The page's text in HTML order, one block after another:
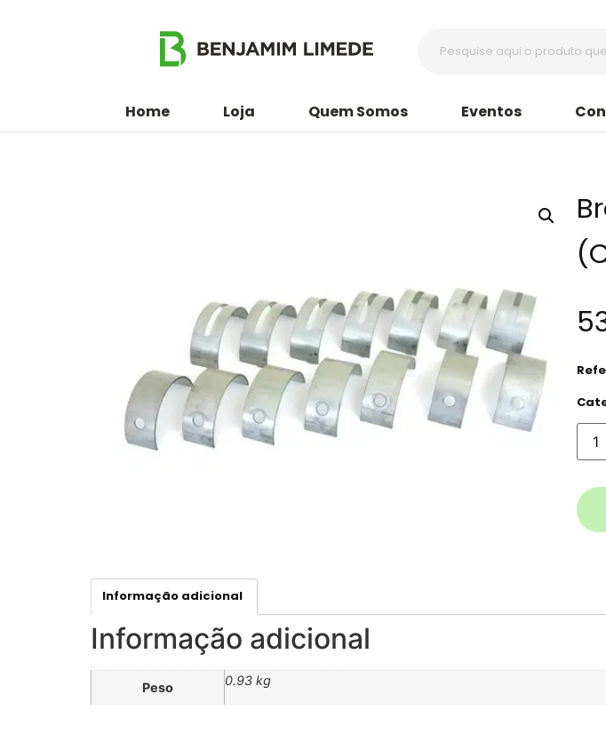
Home Loja Quem Somos Eventos
Informação adicional
Informação adicional
Peso 0.93 kg